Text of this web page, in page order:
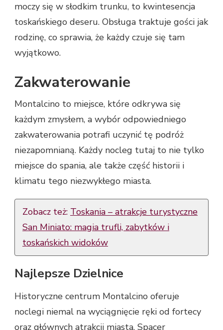
moczy się w słodkim trunku, to kwintesencja
toskańskiego deseru. Obsługa traktuje gości jak
rodzinę, co sprawia, że każdy czuje się tam
wyjątkowo.
Zakwaterowanie
Montalcino to miejsce, które odkrywa się
każdym zmysłem, a wybór odpowiedniego
zakwaterowania potrafi uczynić tę podróż
niezapomnianą. Każdy nocleg tutaj to nie tylko
miejsce do spania, ale także część historii i
klimatu tego niezwykłego miasta.
Zobacz też: Toskania – atrakcje turystyczne
San Miniato: magia trufli, zabytków i
toskańskich widoków
Najlepsze Dzielnice
Historyczne centrum Montalcino oferuje
noclegi niemal na wyciągnięcie ręki od fortecy
oraz głównych atrakcji miasta. Spacer